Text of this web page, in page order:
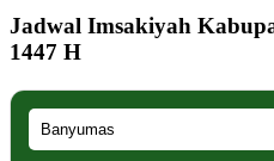
Jadwal Imsakiyah
1447 H